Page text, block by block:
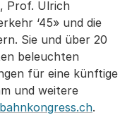
Prof. Ulrich
‘45» und die
Sie und über 20
beleuchten
für eine künftige
und weitere
bahnkongress.ch.